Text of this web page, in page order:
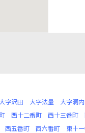
大字沢田 大字法量 大字洞内
西十二番町 西十三番町
西五番町 西六番町 東十